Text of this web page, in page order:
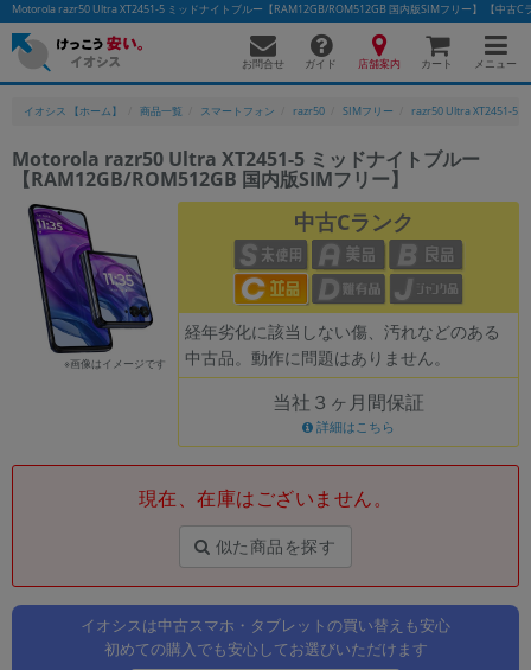
Motorola razr50 Ultra XT2451-5 ミッドナイトブルー【RAM12GB/ROM512GB 国内版SIMフリー】 【中古
お問合せ ガイド 店舗案内 カート メニュー
イオシス 【ホーム】 商品一覧 スマートフォン razr50 SIMフリー razr50 Ultra XT2451-5
Motorola razr50 Ultra XT2451-5 ミッドナイトブルー
【RAM12GB/ROM512GB 国内版SIMフリー】
※画像はイメージです
中古Cランク
経年劣化に該当しない傷、汚れなどのある
中古品。動作に問題はありません。
当社３ヶ月間保証
詳細はこちら
現在、在庫はございません。
似た商品を探す
イオシスは中古スマホ・タブレットの買い替えも安心
初めての購入でも安心してお選びいただけます
かんたんパソコン検索に切り替える
フリーワード
除外ワード
人気の検索ワード： Let's note EliteBookMacBook
「スマートフォン」「タブレット」など
製造、販売メーカーの絞り込み
「Apple」「SONY」「SHARP」など